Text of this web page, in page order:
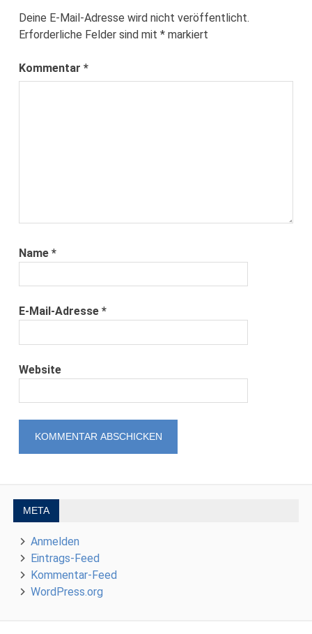
Deine E-Mail-Adresse wird nicht veröffentlicht.
Erforderliche Felder sind mit* markiert
Kommentar*
Name*
E-Mail-Adresse*
Website
META
Anmelden
Eintrags-Feed
Kommentar-Feed
WordPress.org